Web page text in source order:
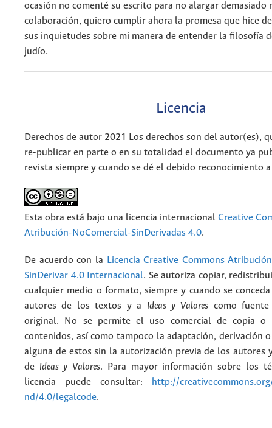
ocasión no comenté su escrito para no alargar demasiado
colaboración, quiero cumplir ahora la promesa que hice
sus inquietudes sobre mi manera de entender la filosofía
judío.
Licencia
Derechos de autor 2021 Los derechos son del autor(es),
re-publicar en parte o en su totalidad el documento ya
revista siempre y cuando se dé el debido reconocimiento
Esta obra está bajo una licencia internacional Creative
Atribución-NoComercial-SinDerivadas 4.0.
De acuerdo con la Licencia Creative Commons
SinDerivar 4.0 Internacional. Se autoriza copiar,
cualquier medio o formato, siempre y cuando se
autores de los textos y a Ideas y Valores como
original. No se permite el uso comercial de copia o
contenidos, así como tampoco la adaptación, derivación
alguna de estos sin la autorización previa de los autores
de Ideas y Valores. Para mayor información sobre los
licencia puede consultar:
http://
nd/4.0/legalcode.